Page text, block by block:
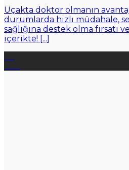
Uçakta doktor olmanın
durumlarda hızlı müdahale,
sağlığına destek olma fırsatı
içerikte! [...]